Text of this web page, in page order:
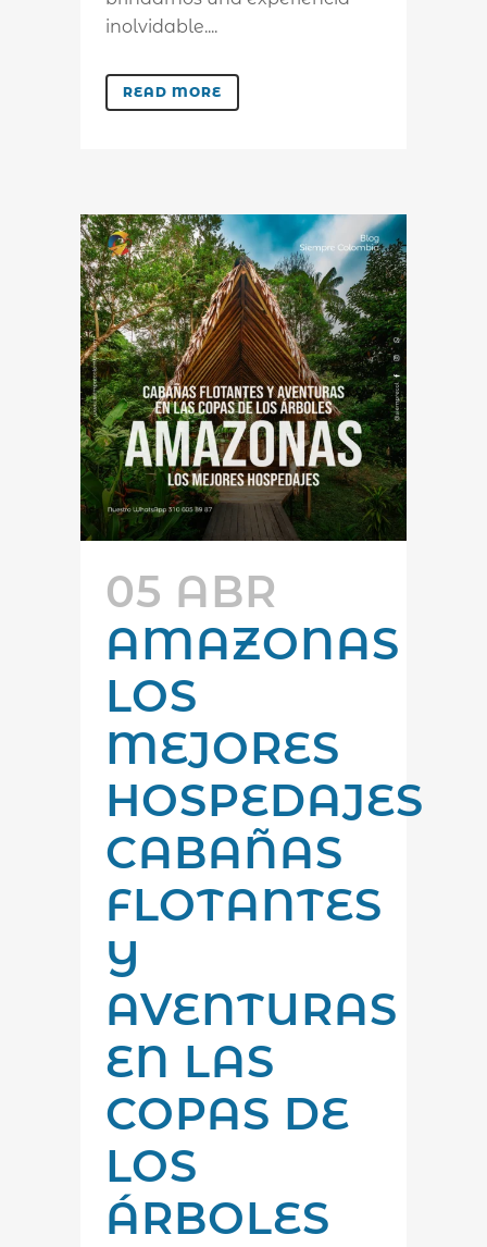
inolvidable....
READ MORE
05 ABR
AMAZONAS
LOS
MEJORES
HOSPEDAJES
CABAÑAS
FLOTANTES
Y
AVENTURAS
EN LAS
COPAS DE
LOS
ÁRBOLES